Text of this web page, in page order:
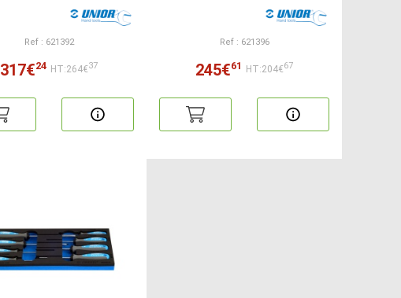
Ref : 621392
317€24 HT:264€37
Ref : 621396
245€61 HT:204€67